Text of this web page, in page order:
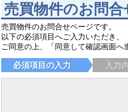
売買物件のお問合
売買物件のお問合せページです。
以下の必須項目へご入力いただき
ご同意の上、「同意して確認画面へ
必須項目の入力 入力